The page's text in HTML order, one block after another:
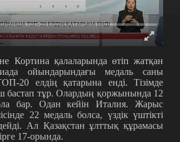
Кортина қалаларында өтіп жатқан
ойындарындағы медаль саны
20 елдің қатарына енді. Тізімде
бастап тұр. Олардың қоржынында 12
бар. Одан кейін Италия. Жарыс
22 медаль болса, үздік үштікті
Ал Қазақстан ұлттық құрамасы
17-орында.